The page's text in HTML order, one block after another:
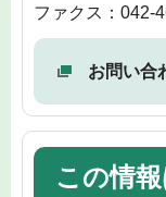
ファクス：042-
お問い合
この情